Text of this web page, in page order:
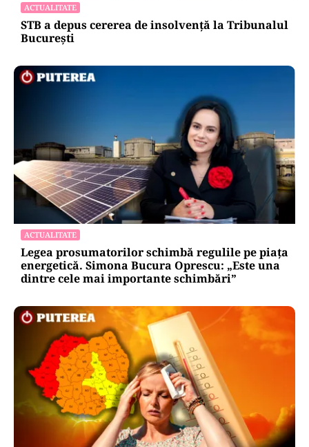
produse din carne și lapte, lăsate la soare
ACTUALITATE
STB a depus cererea de insolvență la Tribunalul
București
ACTUALITATE